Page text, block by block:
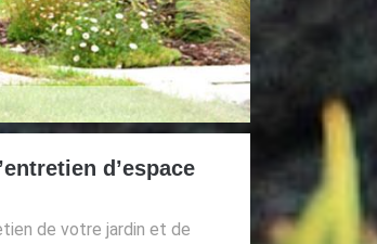
d’espace
de votre jardin et de